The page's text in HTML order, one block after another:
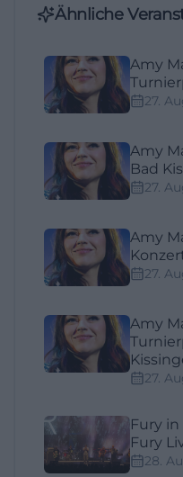
Ähnliche
Amy
27.
Amy
Bad
27.
Amy
27.
Amy
27.
Fury
Fury
28.